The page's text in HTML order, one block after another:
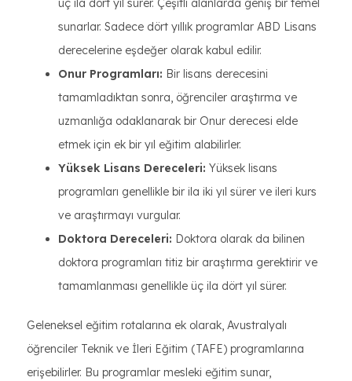
üç ila dört yıl sürer. Çeşitli alanlarda geniş bir temel
sunarlar. Sadece dört yıllık programlar ABD Lisans
derecelerine eşdeğer olarak kabul edilir.
Onur Programları: Bir lisans derecesini
tamamladıktan sonra, öğrenciler araştırma ve
uzmanlığa odaklanarak bir Onur derecesi elde
etmek için ek bir yıl eğitim alabilirler.
Yüksek Lisans Dereceleri: Yüksek lisans
programları genellikle bir ila iki yıl sürer ve ileri kurs
ve araştırmayı vurgular.
Doktora Dereceleri: Doktora olarak da bilinen
doktora programları titiz bir araştırma gerektirir ve
tamamlanması genellikle üç ila dört yıl sürer.
Geleneksel eğitim rotalarına ek olarak, Avustralyalı
öğrenciler Teknik ve İleri Eğitim (TAFE) programlarına
erişebilirler. Bu programlar mesleki eğitim sunar,